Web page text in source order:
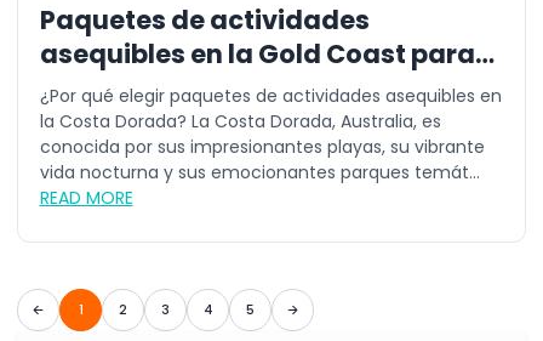
Paquetes de actividades
asequibles en la Gold Coast para
todos
¿Por qué elegir paquetes de actividades asequibles en
la Costa Dorada? La Costa Dorada, Australia, es
conocida por sus impresionantes playas, su vibrante
vida nocturna y sus emocionantes parques temát...
READ MORE
1 2 3 4 5